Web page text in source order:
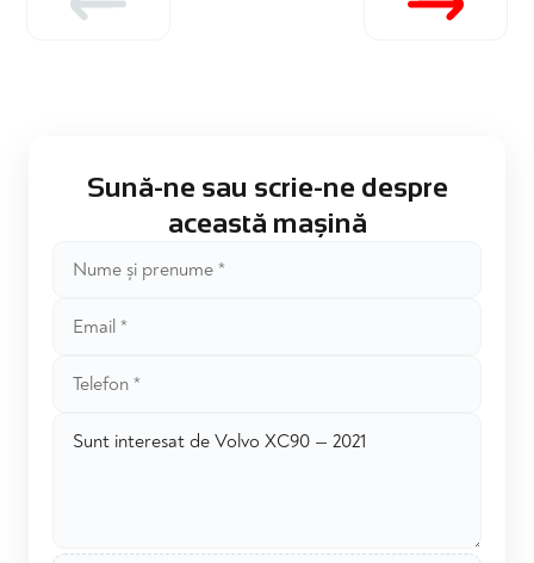
Sună-ne sau scrie-ne despre
această mașină